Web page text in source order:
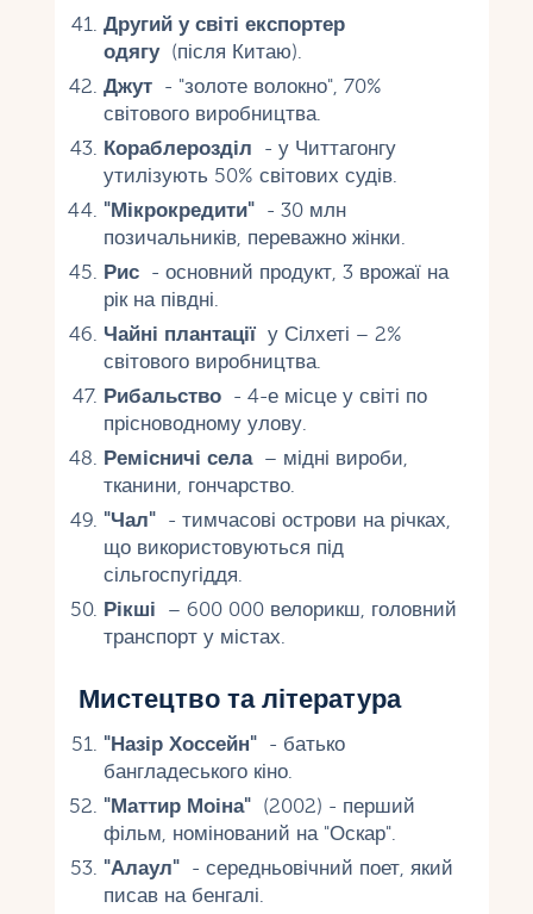
Другий у світі експортер
одягу(після Китаю).
Джут- "золоте волокно", 70%
світового виробництва.
Кораблерозділ - у Читтагонгу
утилізують 50% світових судів.
"Мікрокредити"- 30 млн
позичальників, переважно жінки.
Рис- основний продукт, 3 врожаї на
рік на півдні.
Чайні плантаціїу Сілхеті – 2%
світового виробництва.
Рибальство- 4-е місце у світі по
прісноводному улову.
Ремісничі села– мідні вироби,
тканини, гончарство.
"Чал"- тимчасові острови на річках,
що використовуються під
сільгоспугіддя.
Рікші – 600 000 велорикш, головний
транспорт у містах.
Мистецтво та література
"Назір Хоссейн"- батько
бангладеського кіно.
"Маттир Моіна"(2002) - перший
фільм, номінований на "Оскар".
"Алаул"- середньовічний поет, який
писав на бенгалі.